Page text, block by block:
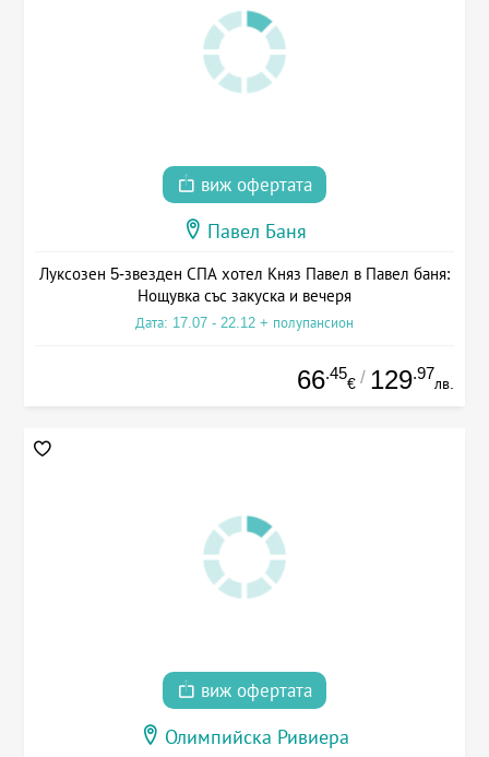
виж офертата
Павел Баня
Луксозен 5-звезден СПА хотел Княз Павел в Павел баня:
Нощувка със закуска и вечеря
Дата: 17.07 - 22.12 + полупансион
66.45
€ / 129.97
лв.
виж офертата
Олимпийска Ривиера